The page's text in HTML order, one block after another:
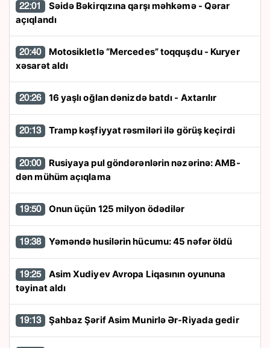
22:01
açıqlandı
20:40
xəsarət aldı
20:26 16 yaşlı oğlan dənizdə batdı - Axtarılır
20:13 Tramp kəşfiyyat rəsmiləri ilə görüş keçirdi
20:00
dən mühüm açıqlama
19:50 Onun üçün 125 milyon ödədilər
19:38 Yəməndə husilərin hücumu: 45 nəfər öldü
19:25
təyinat aldı
19:13 Şahbaz Şərif Asim Munirlə Ər-Riyada gedir